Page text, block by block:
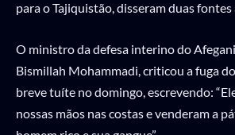
para o Tajiquistão, disseram duas fontes
O ministro da defesa interino do
Bismillah Mohammadi, criticou a fuga
breve tuíte no domingo, escrevendo:
nossas mãos nas costas e venderam a